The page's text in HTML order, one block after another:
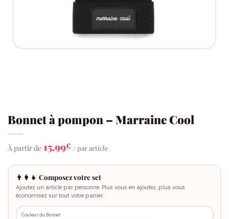
Bonnet à pompon – Marraine Cool
À partir de 15,99€ / par article
👨‍👩‍👧 Composez votre set
Ajoutez un article par personne. Plus vous en ajoutez, plus vous
économisez sur tout votre panier.
Couleur du Bonnet